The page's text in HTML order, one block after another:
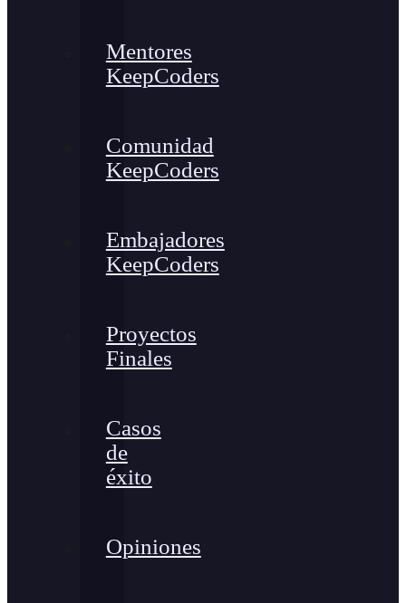
Mentores
KeepCoders
Comunidad
KeepCoders
Embajadores
KeepCoders
Proyectos
Finales
Casos
de
éxito
Opiniones